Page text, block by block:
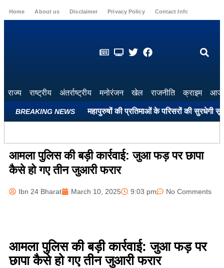
Home About us Disclaimer Privacy Policy Contact Info
राज्य राष्ट्रीय अंतर्राष्ट्रीय मनोरंजन खेल राजनीति क्राइम आज
BREAKING NEWS
सभी शहीद स्मारकों और महापुरुषों की प्रतिमाओं के परिसरों की सुरधेगी
आमला पुलिस की बड़ी कार्रवाई: जुआ फड़ पर छापा
कैसे हो गए तीन जुआरी फरार
Ibn 24 Bharat March 10, 2025 9:03 pm No Comments
आमला पुलिस की बड़ी कार्रवाई: जुआ फड़ पर
छापा कैसे हो गए तीन जुआरी फरार